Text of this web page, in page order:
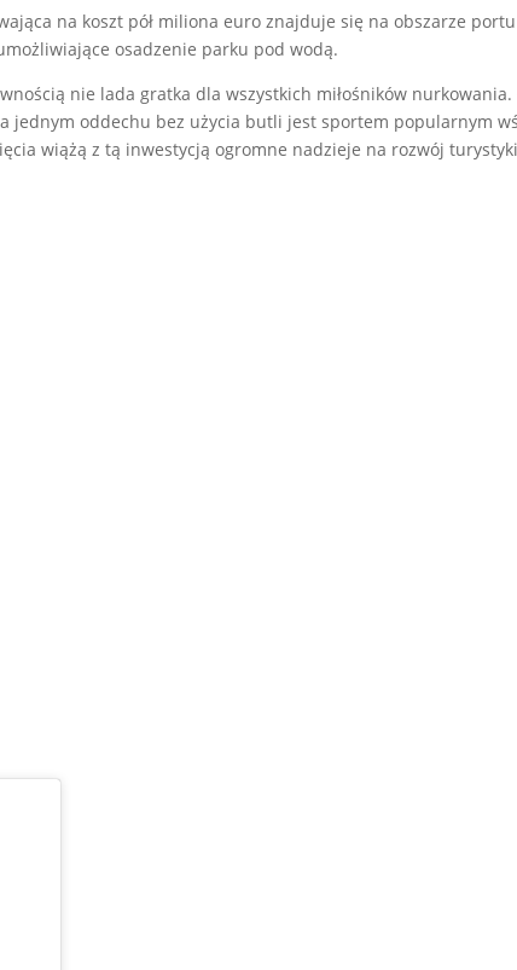
na koszt pół miliona euro znajduje się na obszarze
osadzenie parku pod wodą.
nie lada gratka dla wszystkich miłośników
jednym oddechu bez użycia butli jest sportem popularnym
wiążą z tą inwestycją ogromne nadzieje na rozwój